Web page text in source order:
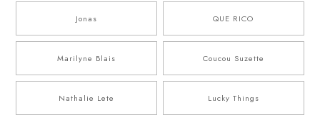
Jonas QUE RICO
Marilyne Blais Coucou Suzette
Nathalie Lete Lucky Things